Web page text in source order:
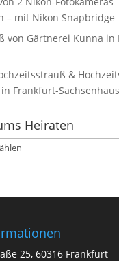
– mit Nikon Snapbridge
von Gärtnerei Kunna in
&
Frankfurt-
Heiraten
25, 60316 Frankfurt